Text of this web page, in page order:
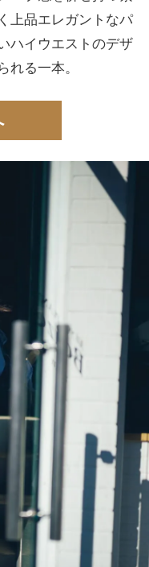
上品エレガントなパ
ハイウエストのデザ
れる一本。